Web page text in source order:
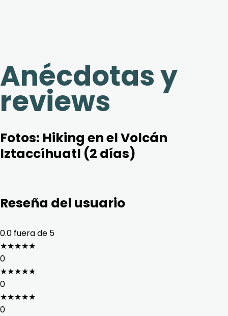
Anécdotas y
reviews
Fotos: Hiking en el Volcán
Iztaccíhuatl (2 días)
Reseña del usuario
0.0 fuera de 5
★★★★★
0
★★★★★
0
★★★★★
0